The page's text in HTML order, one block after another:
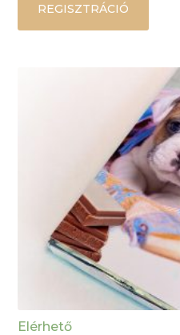
REGISZTRÁCIÓ
Elérhető